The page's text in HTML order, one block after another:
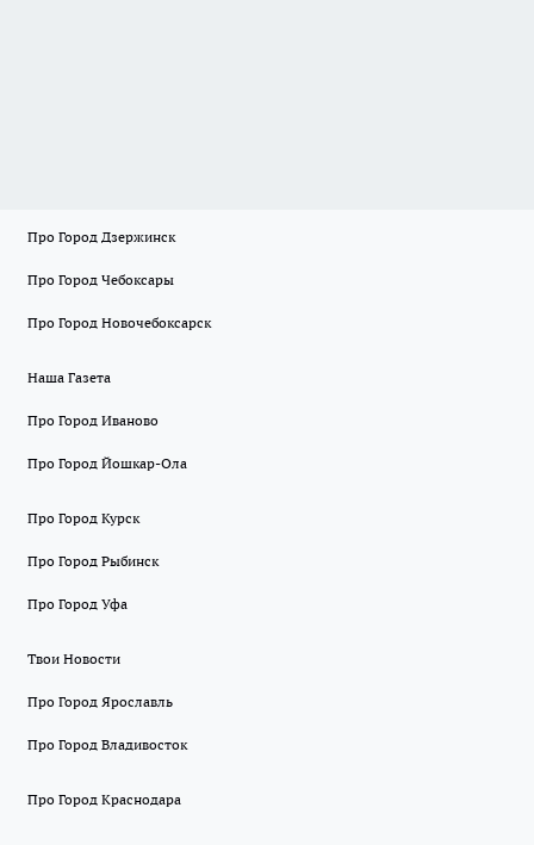
Про Город Дзержинск
Про Город Чебоксары
Про Город Новочебоксарск
Наша Газета
Про Город Иваново
Про Город Йошкар-Ола
Про Город Курск
Про Город Рыбинск
Про Город Уфа
Твои Новости
Про Город Ярославль
Про Город Владивосток
Про Город Краснодара